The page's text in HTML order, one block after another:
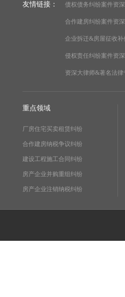
友情链接： 债权债务纠纷案件资
合作建房纠纷案件资
企业拆迁&房屋征收补
侵权责任纠纷案件资
资深大律师&著名法律
重点领域
厂房住宅买卖租赁纠纷
合作建房纳税争议纠纷
建设工程施工合同纠纷
房产企业并购重组纠纷
房产企业注销纳税纠纷